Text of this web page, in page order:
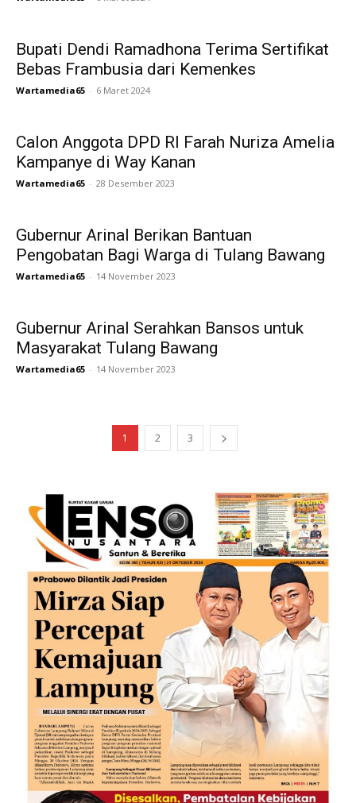
Bupati Dendi Ramadhona Terima Sertifikat
Bebas Frambusia dari Kemenkes
Wartamedia65 - 6 Maret 2024
Calon Anggota DPD RI Farah Nuriza Amelia
Kampanye di Way Kanan
Wartamedia65 - 28 Desember 2023
Gubernur Arinal Berikan Bantuan
Pengobatan Bagi Warga di Tulang Bawang
Wartamedia65 - 14 November 2023
Gubernur Arinal Serahkan Bansos untuk
Masyarakat Tulang Bawang
Wartamedia65 - 14 November 2023
1 2 3